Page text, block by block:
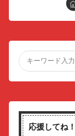
応援してね！